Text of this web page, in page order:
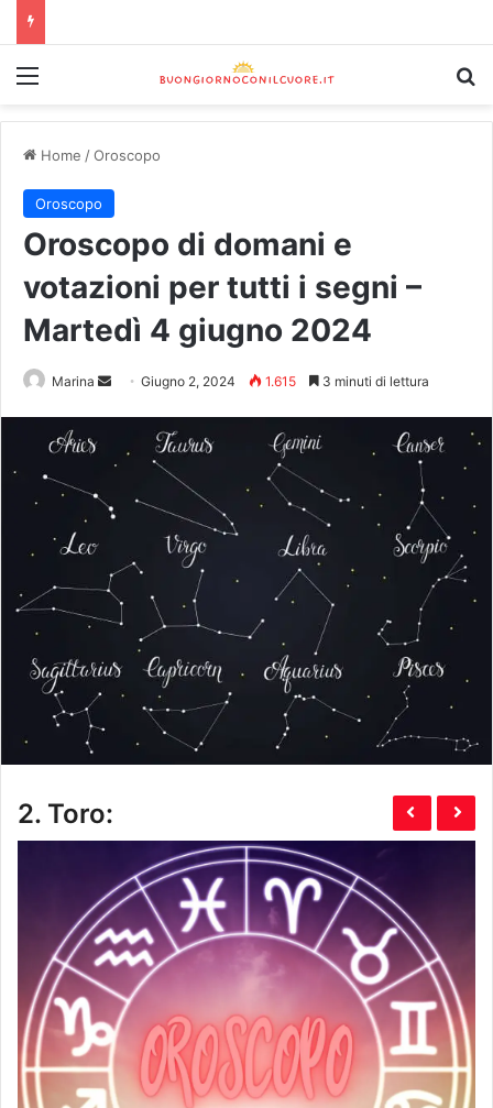
Home /Oroscopo
Oroscopo
Oroscopo di domani e
votazioni per tutti i segni –
Martedì 4 giugno 2024
Marina Giugno 2, 2024 1.615 3 minuti di lettura
2. Toro: